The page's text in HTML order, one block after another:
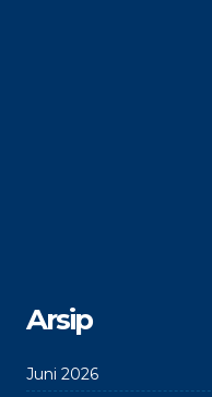
Arsip
Juni 2026